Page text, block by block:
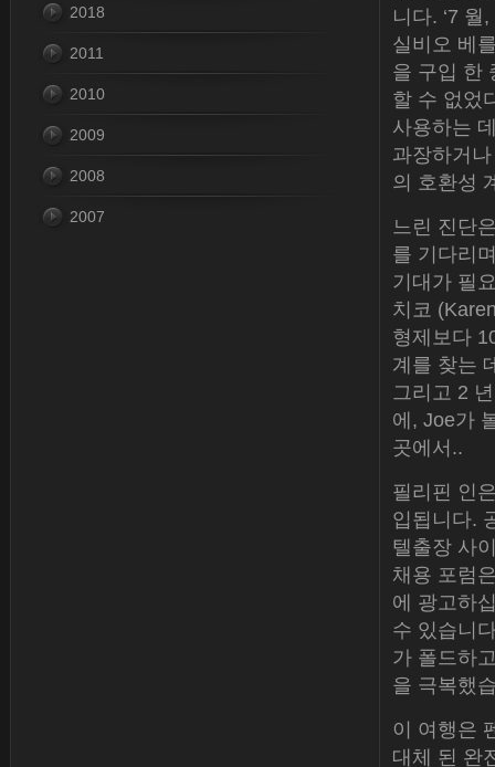
니다. ‘7
실비오 베
을 구입 한
할 수 없었
사용하는
과장하거
의 호환성
느린 진단
를 기다리
기대가 필
치코
형제보다
계를 찾는
그리고 2
에, Joe가
곳에서..
필리핀 인
입됩니다.
텔출장 사
채용 포럼
에 광고하
수 있습니
가 폴드하
을 극복했
이 여행은
대체 된 완
2018
2011
2010
2009
2008
2007